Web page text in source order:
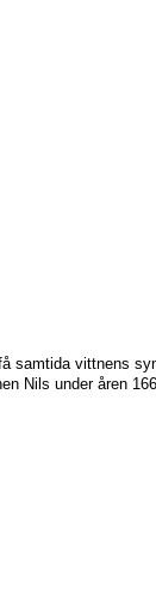
samtida vittnens
Nils under åren